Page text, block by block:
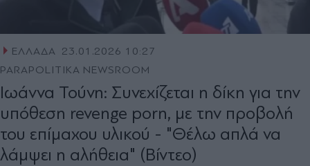
ΕΛΛΑΔΑ 23.01.2026 10:27
PARAPOLITIKA NEWSROOM
Ιωάννα Τούνη: Συνεχίζεται η δίκη για την
υπόθεση revenge porn, με την προβολή
του επίμαχου υλικού - "Θέλω απλά να
λάμψει η αλήθεια" (Βίντεο)